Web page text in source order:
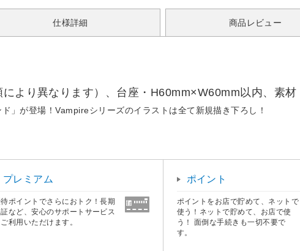
仕様詳細 商品レビュー
より異なります）、台座・H60mm×W60mm以内、素材
」が登場！Vampireシリーズのイラストは全て新規描き下ろし！
プレミアム
ポイントでさらにおトク！長期
など、安心のサポートサービス
ご利用いただけます。
ポイント
ポイントをお店で貯めて、ネットで
使う！ネットで貯めて、お店で使
う！ 面倒な手続きも一切不要で
す。